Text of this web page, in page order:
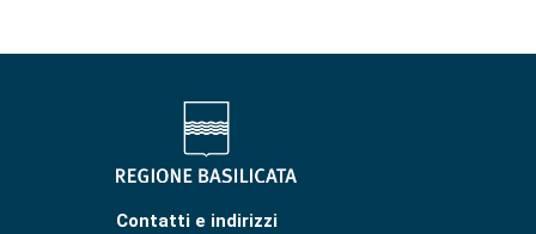
Contatti e indirizzi